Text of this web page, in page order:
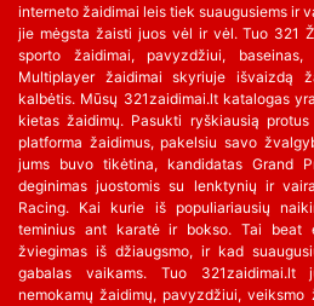
interneto žaidimai leis tiek suaugusiems ir
jie mėgsta žaisti juos vėl ir vėl. Tuo 321
sporto žaidimai, pavyzdžiui,
Multiplayer žaidimai skyriuje išvaizdą
kalbėtis. Mūsų 321zaidimai.lt katalogas
kietas žaidimų. Pasukti ryškiausią
platforma žaidimus, pakelsiu savo
jums buvo tikėtina, kandidatas Grand
deginimas juostomis su lenktynių ir
Racing. Kai kurie iš populiariausių
teminius ant karatė ir bokso. Tai beat
žviegimas iš džiaugsmo, ir kad
gabalas vaikams. Tuo
nemokamų žaidimų, pavyzdžiui,